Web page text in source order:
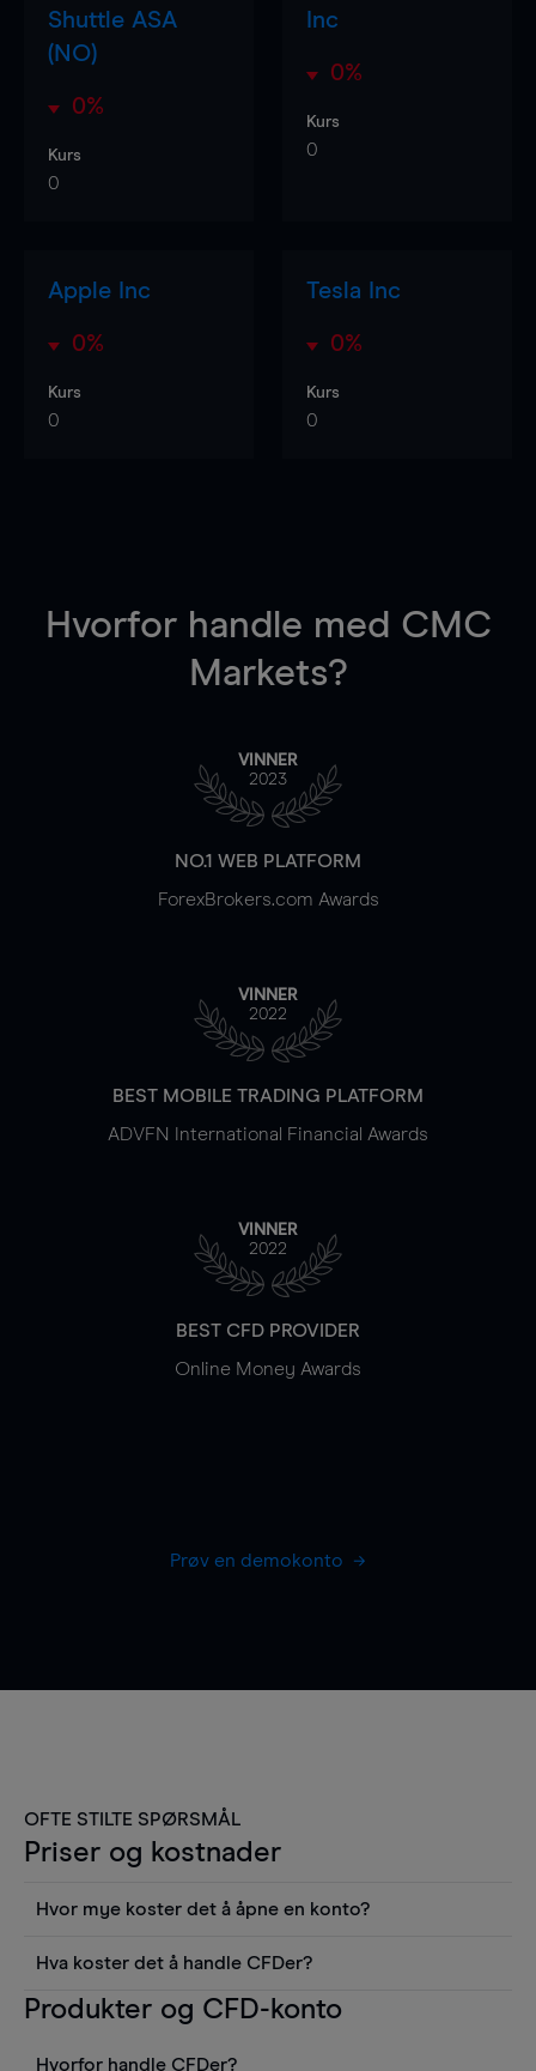
Shuttle ASA
(NO)
0%
Kurs
0
Inc
0%
Kurs
0
Apple Inc
0%
Kurs
0
Tesla Inc
0%
Kurs
0
Hvorfor handle med CMC
Markets?
VINNER
2023
NO.1 WEB PLATFORM
ForexBrokers.com Awards
VINNER
2022
BEST MOBILE TRADING PLATFORM
ADVFN International Financial Awards
VINNER
2022
BEST CFD PROVIDER
Online Money Awards
Prøv en demokonto
OFTE STILTE SPØRSMÅL
Priser og kostnader
Hvor mye koster det å åpne en konto?
markedet. Fra kontoen din kan du se
plattformen inkludert grafer, nyheter fra Reuters
Hva koster det å handle CFDer?
Det er en rekke kostnader å tenke på når man
finansieringskostnader (for handler holdt over
Produkter og CFD-konto
Hvorfor handle CFDer?